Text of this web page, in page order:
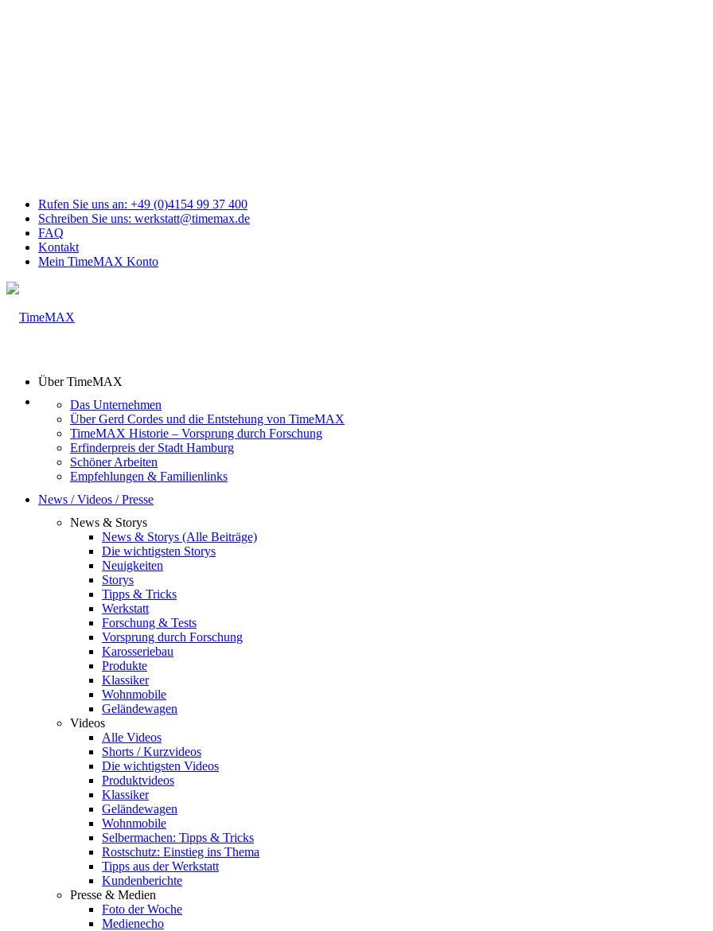
Rufen Sie uns an: +49 (0)4154 99 37 400
Schreiben Sie uns: werkstatt@timemax.de
FAQ
Kontakt
Mein TimeMAX Konto
Über TimeMAX
Das Unternehmen
Über Gerd Cordes und die Entstehung von TimeMAX
TimeMAX Historie – Vorsprung durch Forschung
Erfinderpreis der Stadt Hamburg
Schöner Arbeiten
Empfehlungen & Familienlinks
News / Videos / Presse
News & Storys
News & Storys (Alle Beiträge)
Die wichtigsten Storys
Neuigkeiten
Storys
Tipps & Tricks
Werkstatt
Forschung & Tests
Vorsprung durch Forschung
Karosseriebau
Produkte
Klassiker
Wohnmobile
Geländewagen
Videos
Alle Videos
Shorts / Kurzvideos
Die wichtigsten Videos
Produktvideos
Klassiker
Geländewagen
Wohnmobile
Selbermachen: Tipps & Tricks
Rostschutz: Einstieg ins Thema
Tipps aus der Werkstatt
Kundenberichte
Presse & Medien
Foto der Woche
Medienecho